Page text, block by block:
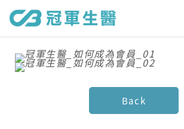
成
為
會
員
Back